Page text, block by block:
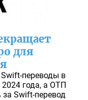
для
переводы в
2024 года, а ОТП
Swift-перевод